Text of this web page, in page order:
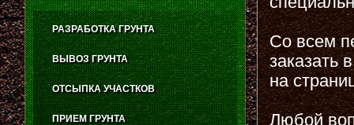
Со всем
заказать
на
Любой
РАЗРАБОТКА ГРУНТА
ВЫВОЗ ГРУНТА
ОТСЫПКА УЧАСТКОВ
ПРИЕМ ГРУНТА